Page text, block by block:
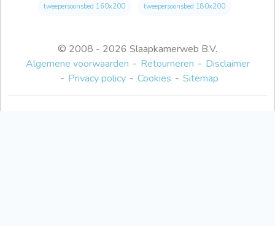
© 2008 - 2026 Slaapkamerweb B.V.
Algemene voorwaarden
Retourneren
Disclaimer
Privacy policy
Cookies Sitemap
tweepersoonsbed 160x200 tweepersoonsbed 180x200